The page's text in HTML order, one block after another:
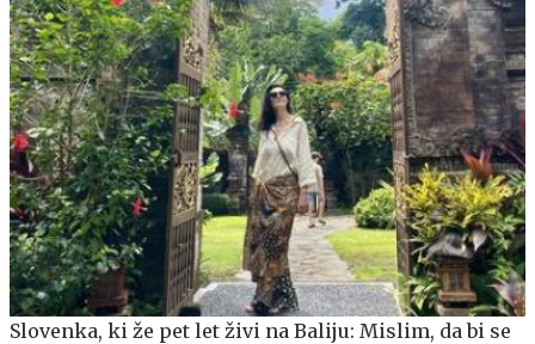
Slovenka, ki že pet let živi na Baliju: Mislim, da bi se